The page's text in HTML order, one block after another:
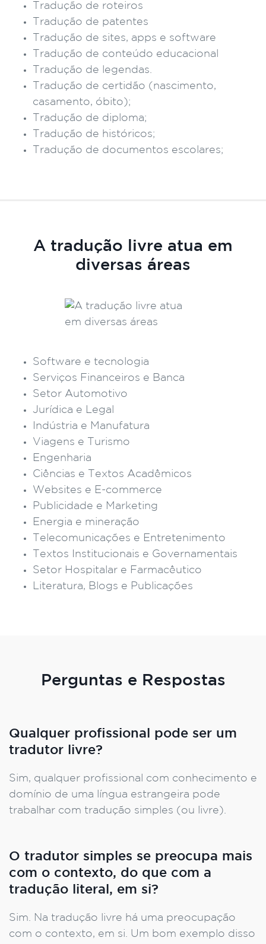
Tradução de roteiros
Tradução de patentes
Tradução de sites, apps e software
Tradução de conteúdo educacional
Tradução de legendas.
Tradução de certidão (nascimento,
casamento, óbito);
Tradução de diploma;
Tradução de históricos;
Tradução de documentos escolares;
A tradução livre atua em
diversas áreas
Software e tecnologia
Serviços Financeiros e Banca
Setor Automotivo
Jurídica e Legal
Indústria e Manufatura
Viagens e Turismo
Engenharia
Ciências e Textos Acadêmicos
Websites e E-commerce
Publicidade e Marketing
Energia e mineração
Telecomunicações e Entretenimento
Textos Institucionais e Governamentais
Setor Hospitalar e Farmacêutico
Literatura, Blogs e Publicações
Perguntas e Respostas
Qualquer profissional pode ser um
tradutor livre?
Sim, qualquer profissional com conhecimento e
domínio de uma língua estrangeira pode
trabalhar com tradução simples (ou livre).
O tradutor simples se preocupa mais
com o contexto, do que com a
tradução literal, em si?
Sim. Na tradução livre há uma preocupação
com o contexto, em si. Um bom exemplo disso